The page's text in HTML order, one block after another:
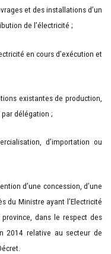
et des installations d’un
de l’électricité ;
en cours d’exécution et
existantes de production,
délégation ;
d’importation ou
d’une concession, d’une
du Ministre ayant l’Electricité
dans le respect des
2014 relative au secteur de